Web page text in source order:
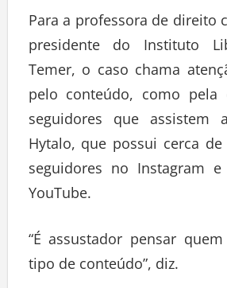
Para a professora de direito
presidente do Instituto
Temer, o caso chama
pelo conteúdo, como pela
seguidores que assistem
Hytalo, que possui cerca
seguidores no Instagram
YouTube.
“É assustador pensar
tipo de conteúdo”, diz.